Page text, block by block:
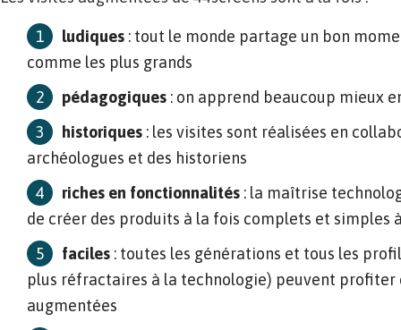
ludiques : tout le monde partage un bon
comme les plus grands
pédagogiques : on apprend beaucoup mieux
historiques : les visites sont réalisées en
archéologues et des historiens
riches en fonctionnalités : la maîtrise
de créer des produits à la fois complets et simples
faciles : toutes les générations et tous les
plus réfractaires à la technologie) peuvent profiter
augmentées